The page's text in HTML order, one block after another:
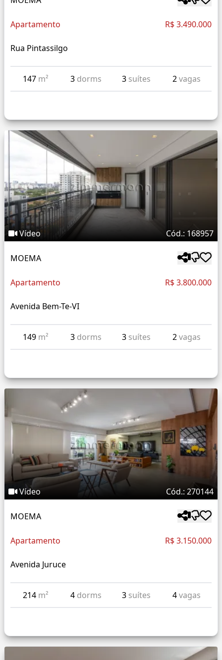
Apartamento R$ 3.490.000
Rua Pintassilgo
147 m² 3 dorms 3 suítes 2vagas
Vídeo Cód.: 168957
MOEMA
Apartamento R$ 3.800.000
Avenida Bem-Te-VI
149 m² 3 dorms 3 suítes 2vagas
Vídeo Cód.: 270144
MOEMA
Apartamento R$ 3.150.000
Avenida Juruce
214 m² 4 dorms 3 suítes 4vagas